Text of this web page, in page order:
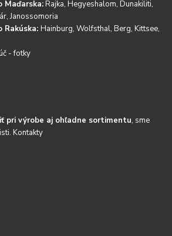
Maďarska:Rajka, Hegyeshalom, Dunakiliti,
Janossomoria
Rakúska:Hainburg, Wolfsthal, Berg, Kittsee,
- fotky
pri výrobe aj ohľadne sortimentu, sme
Kontakty